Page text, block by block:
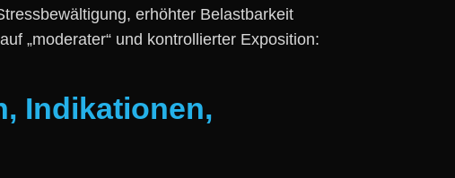
erhöhter Belastbarkeit
„moderater“ u‬nd kontrollierter Exposition:
Indikationen,